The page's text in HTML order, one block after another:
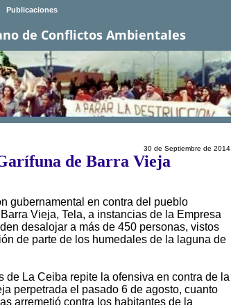
Publicaciones
de Conflictos Ambientales
30 de Septiembre de 2014
de Barra Vieja
gubernamental en contra del pueblo
Vieja, Tela, a instancias de la Empresa
desalojar a más de 450 personas, vistos
de parte de los humedales de la laguna de
de La Ceiba repite la ofensiva en contra de la
perpetrada el pasado 6 de agosto, cuanto
arremetió contra los habitantes de la